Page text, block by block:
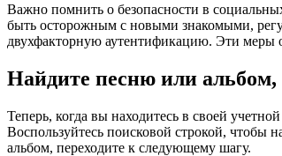
Важно помнить о безопасности в
быть осторожным с новыми знакомыми,
двухфакторную аутентификацию. Эти меры
Найдите песню или
Теперь, когда вы находитесь в своей
Воспользуйтесь поисковой строкой,
альбом, переходите к следующему шагу.